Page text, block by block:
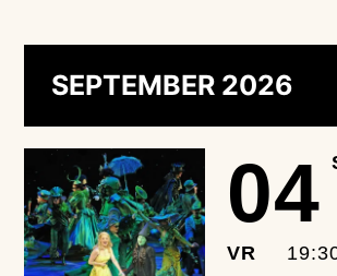
Voorstellingen
SEPTEMBER 2026
04
VR